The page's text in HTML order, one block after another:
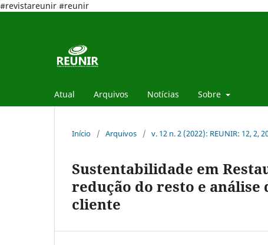
#revistareunir #reunir
Atual Arquivos Notícias Sobre
Início / Arquivos / v. 12 n. 2 (2022): REUNIR: 12, 2,
Sustentabilidade em
redução do resto e
cliente